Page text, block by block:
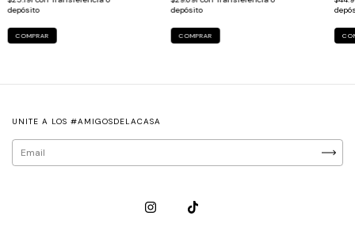
depósito
COMPRAR
depósito
COMPRAR
UNITE A LOS #AMIGOSDELACASA